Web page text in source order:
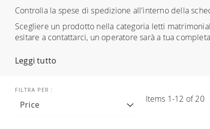
Controlla la spese di spedizione all'interno della
Scegliere un prodotto nella categoria letti
esitare a contattarci, un operatore sarà a tua
Leggi tutto
Items 1-12 of20
Price